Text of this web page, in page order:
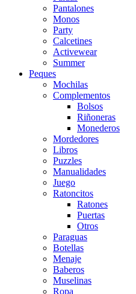
Pantalones
Monos
Party
Calcetines
Activewear
Summer
Peques
Mochilas
Complementos
Bolsos
Riñoneras
Monederos
Mordedores
Libros
Puzzles
Manualidades
Juego
Ratoncitos
Ratones
Puertas
Otros
Paraguas
Botellas
Menaje
Baberos
Muselinas
Ropa